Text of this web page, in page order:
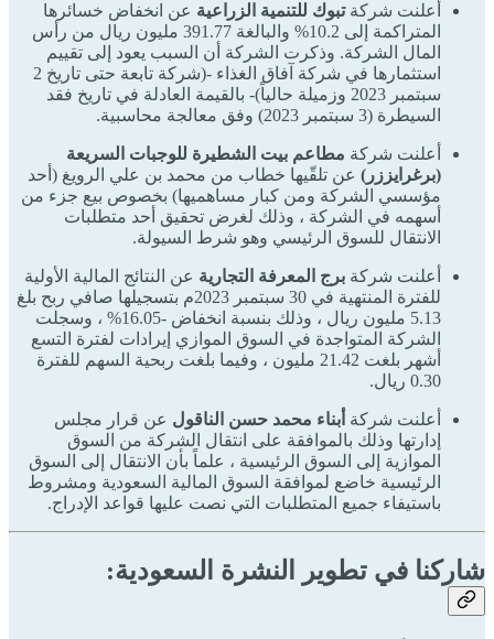
أعلنت شركةتبوك للتنمية الزراعية عن انخفاض خسائرها
المتراكمة إلى 10.2% والبالغة 391.77 مليون ريال من رأس
المال الشركة. وذكرت الشركة أن السبب يعود إلى تقييم
استثمارها في شركة آفاق الغذاء -(شركة تابعة حتى تاريخ 2
سبتمبر 2023 وزميلة حالياً)- بالقيمة العادلة في تاريخ فقد
السيطرة (3 سبتمبر 2023) وفق معالجة محاسبية.
أعلنت شركة مطاعم بيت الشطيرة للوجبات السريعة
(برغرايززر) عن تلقّيها خطاب من محمد بن علي الرويغ (أحد
مؤسسي الشركة ومن كبار مساهميها) بخصوص بيع جزء من
أسهمه في الشركة ، وذلك لغرض تحقيق أحد متطلبات
الانتقال للسوق الرئيسي وهو شرط السيولة.
أعلنت شركة برج المعرفة التجارية عن النتائج المالية الأولية
للفترة المنتهية في 30 سبتمبر 2023م بتسجيلها صافي ربح بلغ
5.13 مليون ريال ، وذلك بنسبة انخفاض -16.05% ، وسجلت
الشركة المتواجدة في السوق الموازي إيرادات لفترة التسع
أشهر بلغت 21.42 مليون ، وفيما بلغت ربحية السهم للفترة
0.30 ريال.
أعلنت شركة أبناء محمد حسن الناقول عن قرار مجلس
إدارتها وذلك بالموافقة على انتقال الشركة من السوق
الموازية إلى السوق الرئيسية ، علماً بأن الانتقال إلى السوق
الرئيسية خاضع لموافقة السوق المالية السعودية ومشروط
باستيفاء جميع المتطلبات التي نصت عليها قواعد الإدراج.
شاركنا في تطوير النشرة السعودية: